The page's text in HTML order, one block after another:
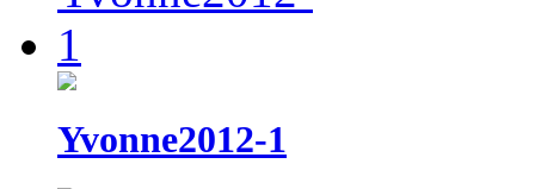
Yvonne2012-1